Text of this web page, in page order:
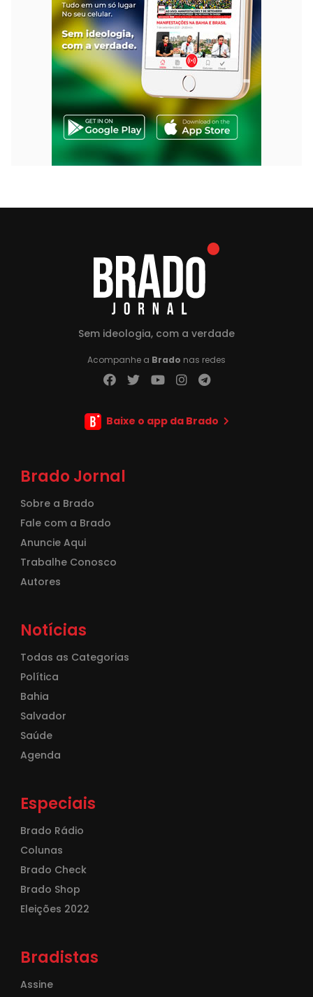
Sem ideologia, com a verdade
Acompanhe a Brado nas redes
Baixe o app da Brado
Brado Jornal
Sobre a Brado
Fale com a Brado
Anuncie Aqui
Trabalhe Conosco
Autores
Notícias
Todas as Categorias
Política
Bahia
Salvador
Saúde
Agenda
Especiais
Brado Rádio
Colunas
Brado Check
Brado Shop
Eleições 2022
Bradistas
Assine